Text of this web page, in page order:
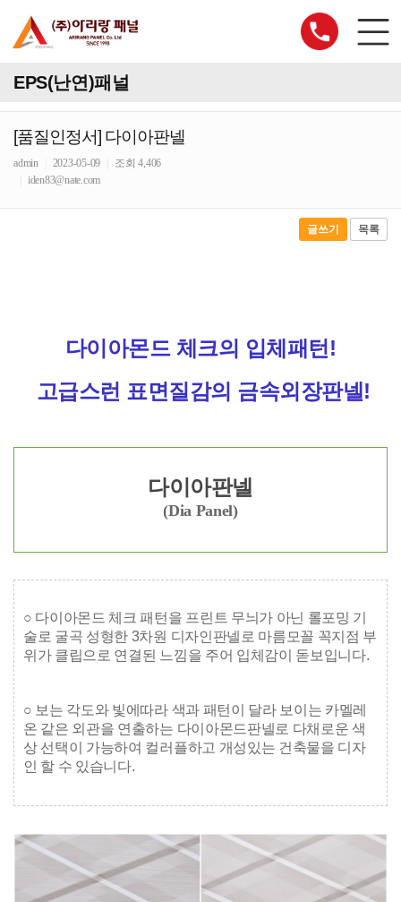
EPS(난연)패널
[품질인정서] 다이아판넬
admin 2023-05-09
조회 4,406
iden83@nate.com
글쓰기 목록
다이아몬드 체크의 입체패턴!
고급스런 표면질감의 금속외장판넬!
다이아판넬
(Dia Panel)
○ 다이아몬드 체크 패턴을 프린트 무늬가 아닌 롤포밍 기
술로 굴곡 성형한 3차원 디자인판넬로 마름모꼴 꼭지점 부
위가 클립으로 연결된 느낌을 주어 입체감이 돋보입니다.
○ 보는 각도와 빛에따라 색과 패턴이 달라 보이는 카멜레
온 같은 외관을 연출하는 다이아몬드판넬로 다채로운 색
상 선택이 가능하여 컬러플하고 개성있는 건축물을 디자
인 할 수 있습니다.